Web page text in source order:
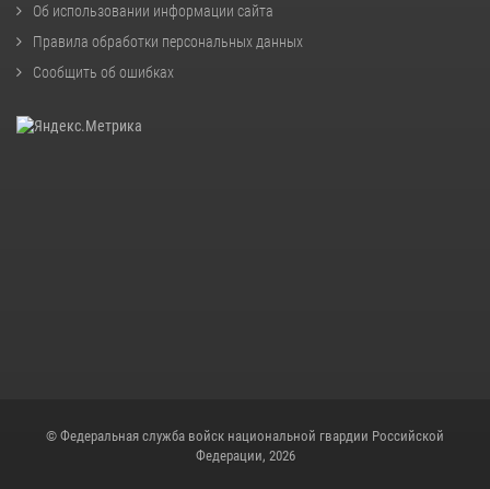
Об использовании информации сайта
Правила обработки персональных данных
Сообщить об ошибках
© Федеральная служба войск национальной гвардии Российской
Федерации, 2026